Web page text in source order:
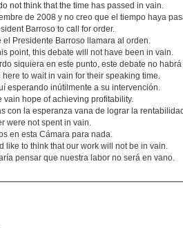
not think that the time has passed in vain.
de 2008 y no creo que el tiempo haya
Barroso to call for order.
Presidente Barroso llamara al orden.
point, this debate will not have been in vain.
siquiera en este punto, este debate no
to wait in vain for their speaking time.
esperando inútilmente a su intervención.
hope of achieving profitability.
con la esperanza vana de lograr la
were not spent in vain.
en esta Cámara para nada.
like to think that our work will not be in vain.
pensar que nuestra labor no será en vano.